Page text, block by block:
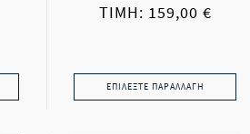
ΤΙΜΉ: 159,00 €
ΕΠΙΛΈΞΤΕ ΠΑΡΑΛΛΑΓΉ